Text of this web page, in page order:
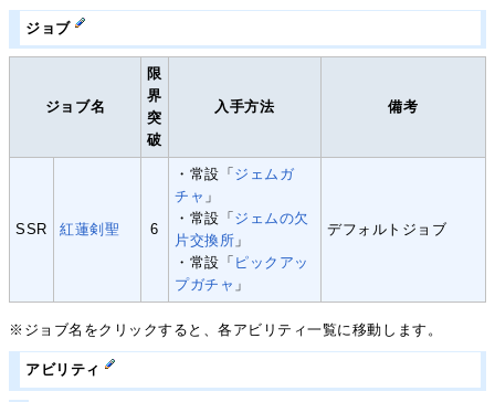
ジョブ
ジョブ名
限
界
突
破
入手方法 備考
SSR 紅蓮剣聖 6
・常設「ジェムガ
チャ 」
・常設「ジェムの欠
片交換所 」
・常設「 ピックアッ
プガチャ 」
デフォルトジョブ
※ジョブ名をクリックすると、各アビリティ一覧に移動します。
アビリティ